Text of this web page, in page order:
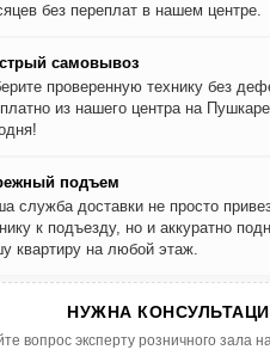
без переплат в нашем центре.
самовывоз
проверенную технику без
из нашего центра на
подъем
служба доставки не просто
к подъезду, но и аккуратно
квартиру на любой этаж.
НУЖНА
вопрос эксперту розничного зала